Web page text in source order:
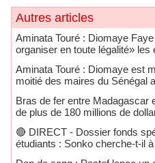
Autres articles
Aminata Touré : Diomaye
organiser en toute légalité» les
Aminata Touré : Diomaye est
moitié des maires du Sénégal
Bras de fer entre Madagascar
de plus de 180 millions de
🔴​ DIRECT - Dossier fonds
étudiants : Sonko cherche-t-il